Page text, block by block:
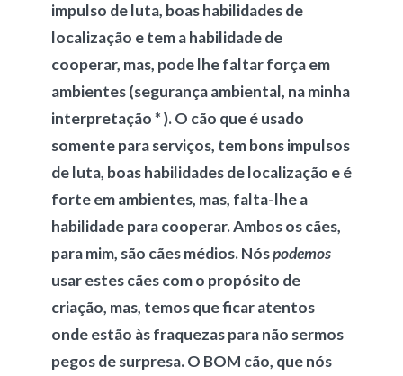
impulso de luta, boas habilidades de
localização e tem a habilidade de
cooperar, mas, pode lhe faltar força em
ambientes(segurança ambiental, na minha
interpretação * ). O cão que é usado
somente para serviços, tem bons impulsos
de luta, boas habilidades de localização e é
forte em ambientes, mas, falta-lhe a
habilidade para cooperar. Ambos os cães,
para mim, são cães médios. Nóspodemos
usar estes cães com o propósito de
criação, mas, temos que ficar atentos
onde estão às fraquezas para não sermos
pegos de surpresa. O BOM cão, que nós